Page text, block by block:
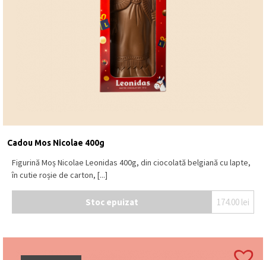
Cadou Mos Nicolae 400g
Figurină Moș Nicolae Leonidas 400g, din ciocolată belgiană cu lapte,
în cutie roșie de carton, [...]
Stoc epuizat 174.00 lei